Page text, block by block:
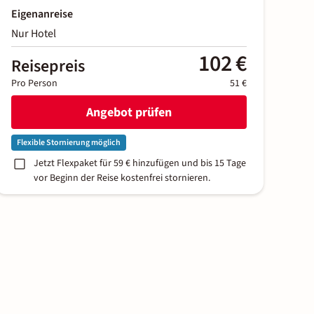
Eigenanreise
Nur Hotel
Reisepreis 102 €
Pro Person 51 €
Angebot prüfen
Flexible Stornierung möglich
Jetzt Flexpaket für 59 € hinzufügen und bis 15 Tage
vor Beginn der Reise kostenfrei stornieren.